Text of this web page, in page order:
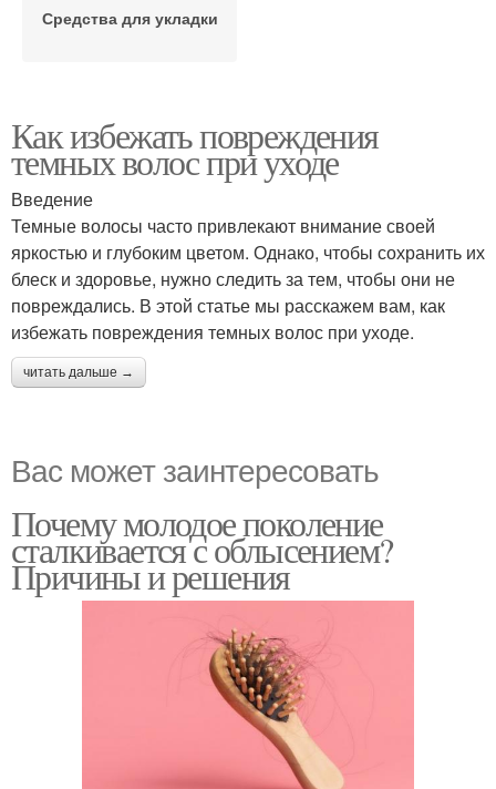
Средства для укладки
Как избежать повреждения
темных волос при уходе
Введение
Темные волосы часто привлекают внимание своей
яркостью и глубоким цветом. Однако, чтобы сохранить их
блеск и здоровье, нужно следить за тем, чтобы они не
повреждались. В этой статье мы расскажем вам, как
избежать повреждения темных волос при уходе.
читать дальше →
Вас может заинтересовать
Почему молодое поколение
сталкивается с облысением?
Причины и решения